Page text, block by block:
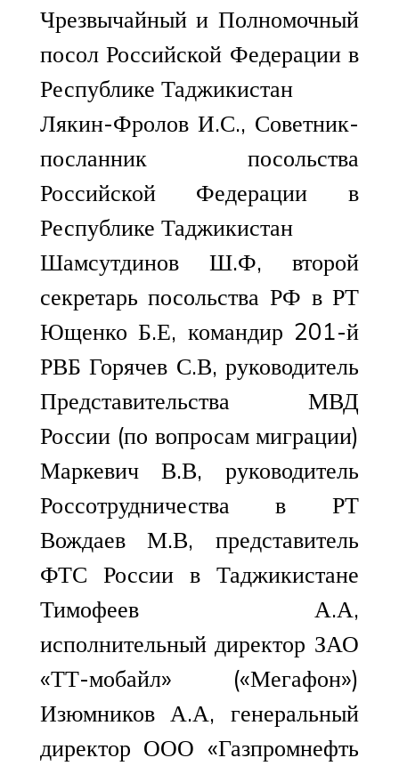
Чрезвычайный и Полномочный
посол Российской Федерации в
Республике Таджикистан
Лякин-Фролов И.С., Советник-
посланник посольства
Российской Федерации в
Республике Таджикистан
Шамсутдинов Ш.Ф, второй
секретарь посольства РФ в РТ
Ющенко Б.Е, командир 201-й
РВБ Горячев С.В, руководитель
Представительства МВД
России (по вопросам миграции)
Маркевич В.В, руководитель
Россотрудничества в РТ
Вождаев М.В, представитель
ФТС России в Таджикистане
Тимофеев А.А,
исполнительный директор ЗАО
«ТТ-мобайл» («Мегафон»)
Изюмников А.А, генеральный
директор ООО «Газпромнефть